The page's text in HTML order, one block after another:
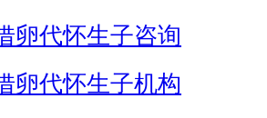
卵代怀生子咨询
卵代怀生子机构